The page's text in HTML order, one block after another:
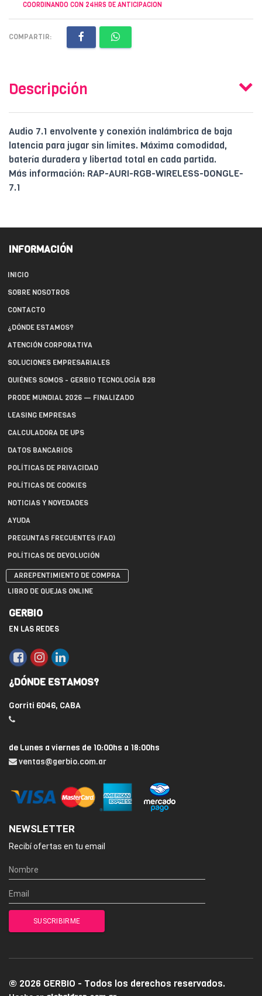
COORDINANDO CON 24HRS DE ANTICIPACION
COMPARTIR:
Descripción
Audio 7.1 envolvente y conexión inalámbrica de baja
latencia para jugar sin límites. Máxima comodidad,
batería duradera y libertad total en cada partida.
Más información: RAP-AURI-RGB-WIRELESS-DONGLE-
7.1
INFORMACIÓN
INICIO
SOBRE NOSOTROS
CONTACTO
¿DÓNDE ESTAMOS?
ATENCIÓN CORPORATIVA
SOLUCIONES EMPRESARIALES
QUIÉNES SOMOS - GERBIO TECNOLOGÍA B2B
PRODE MUNDIAL 2026 — FINALIZADO
LEASING EMPRESAS
CALCULADORA DE UPS
DATOS BANCARIOS
POLÍTICAS DE PRIVACIDAD
POLÍTICAS DE COOKIES
NOTICIAS Y NOVEDADES
AYUDA
PREGUNTAS FRECUENTES (FAQ)
POLÍTICAS DE DEVOLUCIÓN
ARREPENTIMIENTO DE COMPRA
LIBRO DE QUEJAS ONLINE
GERBIO
EN LAS REDES
¿DÓNDE ESTAMOS?
Gorriti 6046, CABA
de Lunes a viernes de 10:00hs a 18:00hs
ventas@gerbio.com.ar
NEWSLETTER
Recibí ofertas en tu email
© 2026 GERBIO - Todos los derechos reservados.